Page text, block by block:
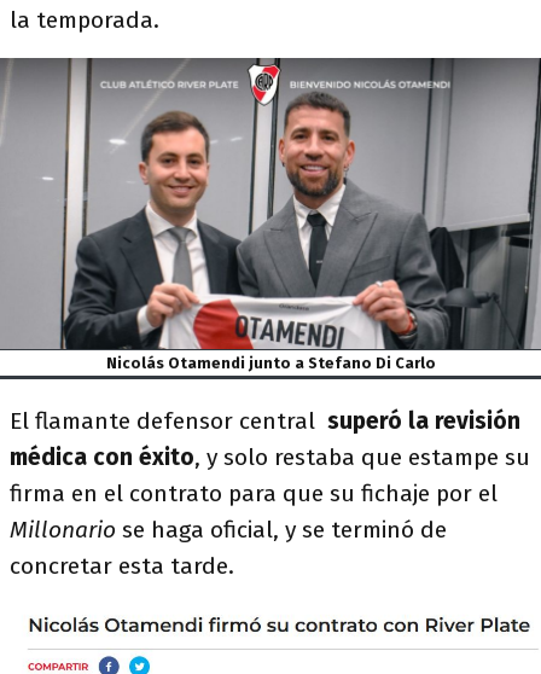
la temporada.
Nicolás Otamendi junto a Stefano Di Carlo
El flamante defensor central superó la revisión
médica con éxito, y solo restaba que estampe su
firma en el contrato para que su fichaje por el
Millonario se haga oficial, y se terminó de
concretar esta tarde.